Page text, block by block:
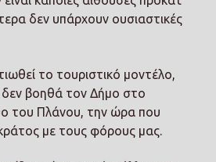
δεν υπάρχουν ουσιαστικές
το τουριστικό μοντέλο,
βοηθά τον Δήμο στο
του Πλάνου, την ώρα που
με τους φόρους μας.